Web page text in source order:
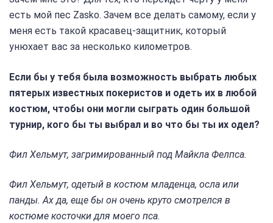
есть мой пес Zasko. Зачем все делать самому, если у
меня есть такой красавец-защитник, который
унюхает вас за несколько километров.
Если бы у тебя была возможность выбрать любых
пятерых известных покеристов и одеть их в любой
костюм, чтобы они могли сыграть один большой
турнир, кого бы ты выбрал и во что бы ты их одел?
Фил Хельмут, загримированный под Майкла Фелпса.
Фил Хельмут, одетый в костюм младенца, осла или
панды. Ах да, еще бы он очень круто смотрелся в
костюме косточки для моего пса.